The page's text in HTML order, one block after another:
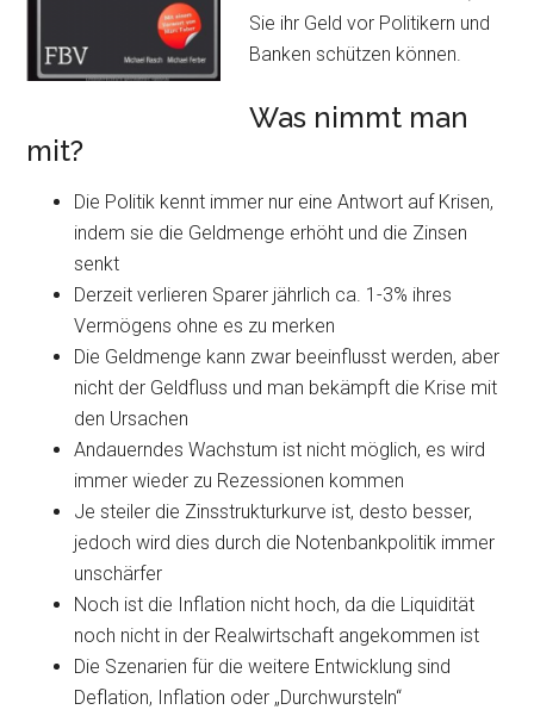
Sie ihr Geld vor Politikern und
Banken schützen können.
Was nimmt man
mit?
Die Politik kennt immer nur eine Antwort auf Krisen,
indem sie die Geldmenge erhöht und die Zinsen
senkt
Derzeit verlieren Sparer jährlich ca. 1-3% ihres
Vermögens ohne es zu merken
Die Geldmenge kann zwar beeinflusst werden, aber
nicht der Geldfluss und man bekämpft die Krise mit
den Ursachen
Andauerndes Wachstum ist nicht möglich, es wird
immer wieder zu Rezessionen kommen
Je steiler die Zinsstrukturkurve ist, desto besser,
jedoch wird dies durch die Notenbankpolitik immer
unschärfer
Noch ist die Inflation nicht hoch, da die Liquidität
noch nicht in der Realwirtschaft angekommen ist
Die Szenarien für die weitere Entwicklung sind
Deflation, Inflation oder „Durchwursteln“